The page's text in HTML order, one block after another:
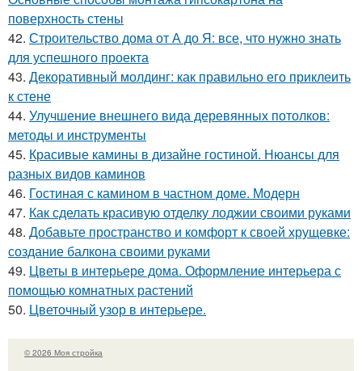
поверхность стены
42. Строительство дома от А до Я: все, что нужно знать
для успешного проекта
43. Декоративный молдинг: как правильно его приклеить
к стене
44. Улучшение внешнего вида деревянных потолков:
методы и инструменты
45. Красивые камины в дизайне гостиной. Нюансы для
разных видов каминов
46. Гостиная с камином в частном доме. Модерн
47. Как сделать красивую отделку лоджии своими руками
48. Добавьте пространство и комфорт к своей хрущевке:
создание балкона своими руками
49. Цветы в интерьере дома. Оформление интерьера с
помощью комнатных растений
50. Цветочный узор в интерьере.
© 2026 Моя стройка